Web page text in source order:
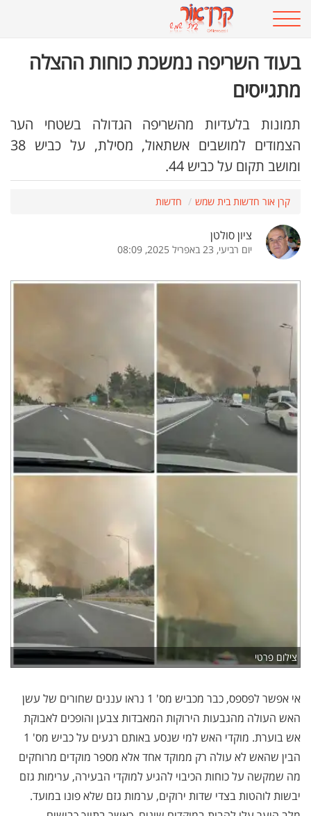
בעוד השריפה נמשכת כוחות ההצלה
מתגייסים
תמונות בלעדיות מהשריפה הגדולה בשטחי הער
הצמודים למושבים אשתאול, מסילת, על כביש 38
ומושב תקום על כביש 44.
קרן אור חדשות בית שמש חדשות
ציון סולטן
יום רביעי, 23 באפריל 2025, 08:09
צילום פרטי
אי אפשר לפספס, כבר מכביש מס' 1 נראו עננים שחורים של עשן
האש העולה מהגבעות הירוקות המאבדות צבען והופכים לאבוקת
אש בוערת. מוקדי האש למי שנסע באותם רגעים על כביש מס' 1
הבין שהאש לא עולה רק ממוקד אחד אלא מספר מוקדים מרוחקים
מה שמקשה על כוחות הכיבוי להגיע למוקדי הבעירה, ערימות גזם
יבשות לוהטות בצדי שדות ירוקים, ערמות גזם שלא פונו במועד.